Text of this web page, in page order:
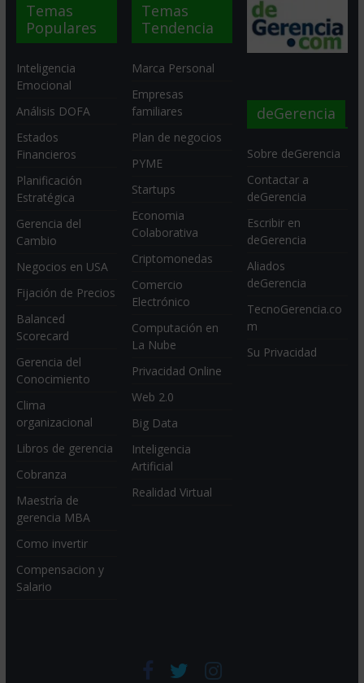
Temas
Populares
Inteligencia
Emocional
Análisis DOFA
Estados
Financieros
Planificación
Estratégica
Gerencia del
Cambio
Negocios en USA
Fijación de Precios
Balanced
Scorecard
Gerencia del
Conocimiento
Clima
organizacional
Libros de gerencia
Cobranza
Maestría de
gerencia MBA
Como invertir
Compensacion y
Salario
Temas
Tendencia
Marca Personal
Empresas
familiares
Plan de negocios
PYME
Startups
Economia
Colaborativa
Criptomonedas
Comercio
Electrónico
Computación en
La Nube
Privacidad Online
Web 2.0
Big Data
Inteligencia
Artificial
Realidad Virtual
deGerencia
Sobre deGerencia
Contactar a
deGerencia
Escribir en
deGerencia
Aliados
deGerencia
TecnoGerencia.co
m
Su Privacidad